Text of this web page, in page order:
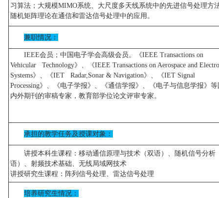
习算法；大规模MIMO系统、大尺度多天线系统中的先进信号处理方
随机矩阵理论在通信和雷达信号处理中的应用。
兼职情况：
IEEE会员；中国电子学会高级会员。《IEEE Transactions on
Vehicular Technology》、《IEEE Transactions on Aerospace and
Systems》、《IET Radar,Sonar & Navigation》、《IET Signal
Processing》、《电子学报》、《通信学报》、《电子与信息学报》等
内外期刊的审稿专家，教育部学位论文评审专家。
承担的教学任务及授课对象：
讲授本科生课程：移动通信原理与技术（双语）、随机信号分析
语）、射频技术基础、无线局域网技术
讲授研究生课程：阵列信号处理、雷达信号处理
培养研究生情况：